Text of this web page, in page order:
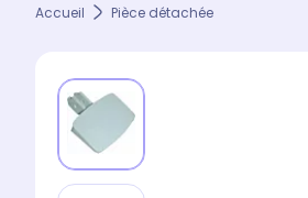
Accueil Pièce détachée